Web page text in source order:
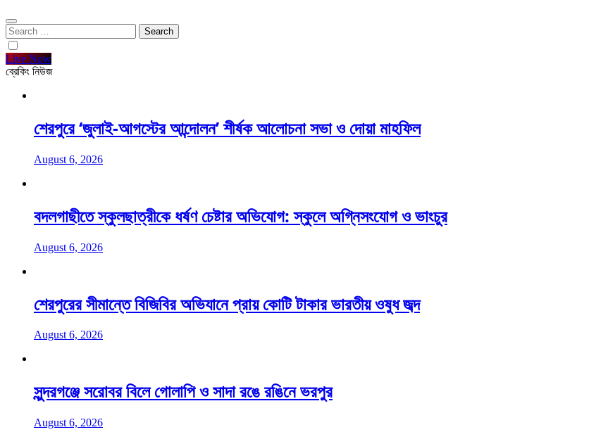
Search
for:
Live Now
ব্রেকিং নিউজ
শেরপুরে ‘জুলাই-আগস্টের আন্দোলন’ শীর্ষক আলোচনা সভা ও দোয়া মাহফিল
August 6, 2026
বদলগাছীতে স্কুলছাত্রীকে ধর্ষণ চেষ্টার অভিযোগ: স্কুলে অগ্নিসংযোগ ও ভাংচুর
August 6, 2026
শেরপুরের সীমান্তে বিজিবির অভিযানে প্রায় কোটি টাকার ভারতীয় ওষুধ জব্দ
August 6, 2026
সুন্দরগঞ্জে সরোবর বিলে গোলাপি ও সাদা রঙে রঙিনে ভরপুর
August 6, 2026